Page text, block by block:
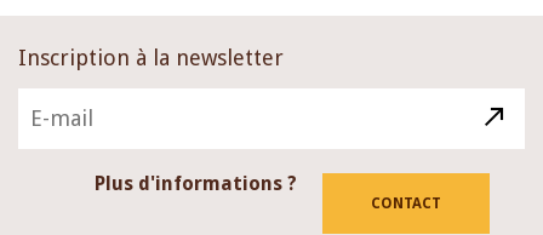
Inscription à la newsletter
Plus d'informations ?
CONTACT